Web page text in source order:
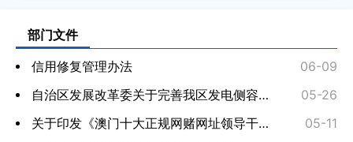
部门文件
信用修复管理办法
06-09
自治区发展改革委关于完善我区发电侧容量电价机制有关事宜的通知
05-26
关于印发《澳门十大正规网赌网址领导干部违规插手干预招标投标登记报告办法》的通知
05-11